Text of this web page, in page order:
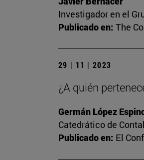
Investigador en el
Publicado en: The
29 | 11 | 2023
¿A quién
Germán López
Catedrático de
Publicado en: El